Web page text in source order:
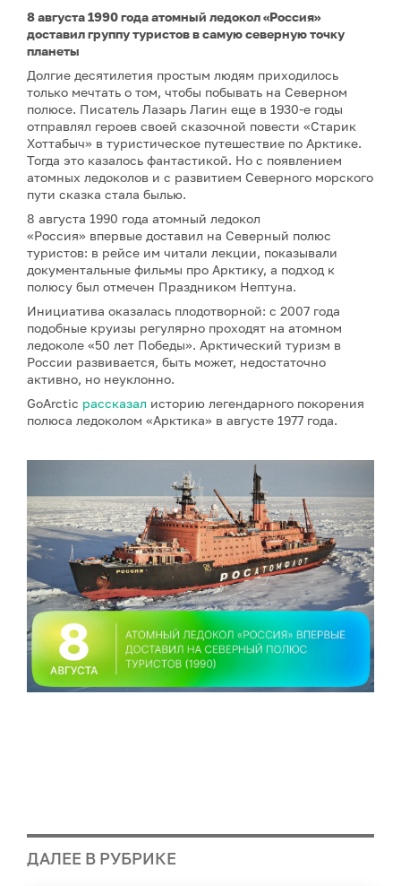
8 августа 1990 года атомный ледокол «Россия»
доставил группу туристов в самую северную точку
планеты
Долгие десятилетия простым людям приходилось
только мечтать о том, чтобы побывать на Северном
полюсе. Писатель Лазарь Лагин еще в 1930-е годы
отправлял героев своей сказочной повести «Старик
Хоттабыч» в туристическое путешествие по Арктике.
Тогда это казалось фантастикой. Но с появлением
атомных ледоколов и с развитием Северного морского
пути сказка стала былью.
8 августа 1990 года атомный ледокол
«Россия» впервые доставил на Северный полюс
туристов: в рейсе им читали лекции, показывали
документальные фильмы про Арктику, а подход к
полюсу был отмечен Праздником Нептуна.
Инициатива оказалась плодотворной: с 2007 года
подобные круизы регулярно проходят на атомном
ледоколе «50 лет Победы». Арктический туризм в
России развивается, быть может, недостаточно
активно, но неуклонно.
GoArctic рассказал историю легендарного покорения
полюса ледоколом «Арктика» в августе 1977 года.
ДАЛЕЕ В РУБРИКЕ